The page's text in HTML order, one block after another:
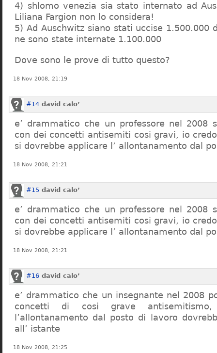
4) shlomo venezia sia stato internato ad
Liliana Fargion non lo considera!
5) Ad Auschwitz siano stati uccise 1.500.000
ne sono state internate 1.100.000
Dove sono le prove di tutto questo?
18 Nov 2008, 21:19
#14 david calo’
e’ drammatico che un professore nel 2008
con dei concetti antisemiti cosi gravi, io
si dovrebbe applicare l’ allontanamento dal
18 Nov 2008, 21:21
#15 david calo’
e’ drammatico che un professore nel 2008
con dei concetti antisemiti cosi gravi, io
si dovrebbe applicare l’ allontanamento dal
18 Nov 2008, 21:21
#16 david calo’
e’ drammatico che un insegnante nel 2008
concetti di cosi grave
l’allontanamento dal posto di lavoro
all’ istante
18 Nov 2008, 21:25